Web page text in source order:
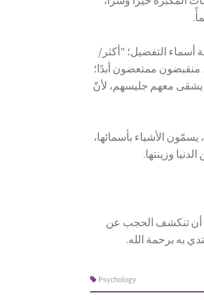
أسماء التفضيل؛ "أكثر/
ممتعضون أبدًا؛
معهم جليسهم، لأنّ
الأشياء بأسمائها،
وزينتها.
أن تنكشف الحجب عن
به برحمة الله.
Psychology